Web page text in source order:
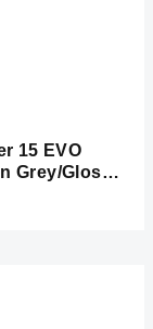
15 EVO
Grey/Gloss